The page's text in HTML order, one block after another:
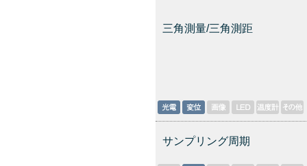
三角測量/三角測距
サンプリング周期